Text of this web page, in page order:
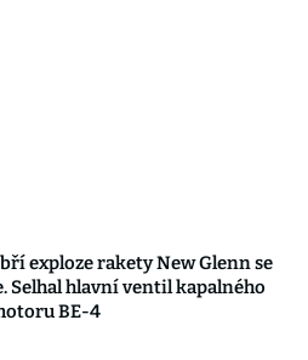
exploze rakety New Glenn se
Selhal hlavní ventil kapalného
BE-4